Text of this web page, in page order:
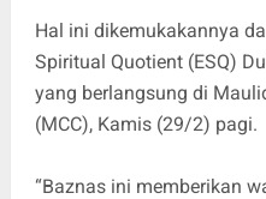
Hal ini dikemukakannya
Spiritual Quotient (ESQ)
yang berlangsung di
(MCC), Kamis (29/2) pagi.
“Baznas ini memberikan